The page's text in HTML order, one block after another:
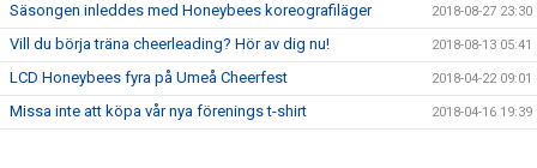
Säsongen inleddes med Honeybees koreografiläger 2018-08-27 23:30
Vill du börja träna cheerleading? Hör av dig nu! 2018-08-13 05:41
LCD Honeybees fyra på Umeå Cheerfest 2018-04-22 09:01
Missa inte att köpa vår nya förenings t-shirt 2018-04-16 19:39